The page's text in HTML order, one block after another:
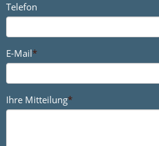
Telefon
E-Mail*
Ihre Mitteilung*